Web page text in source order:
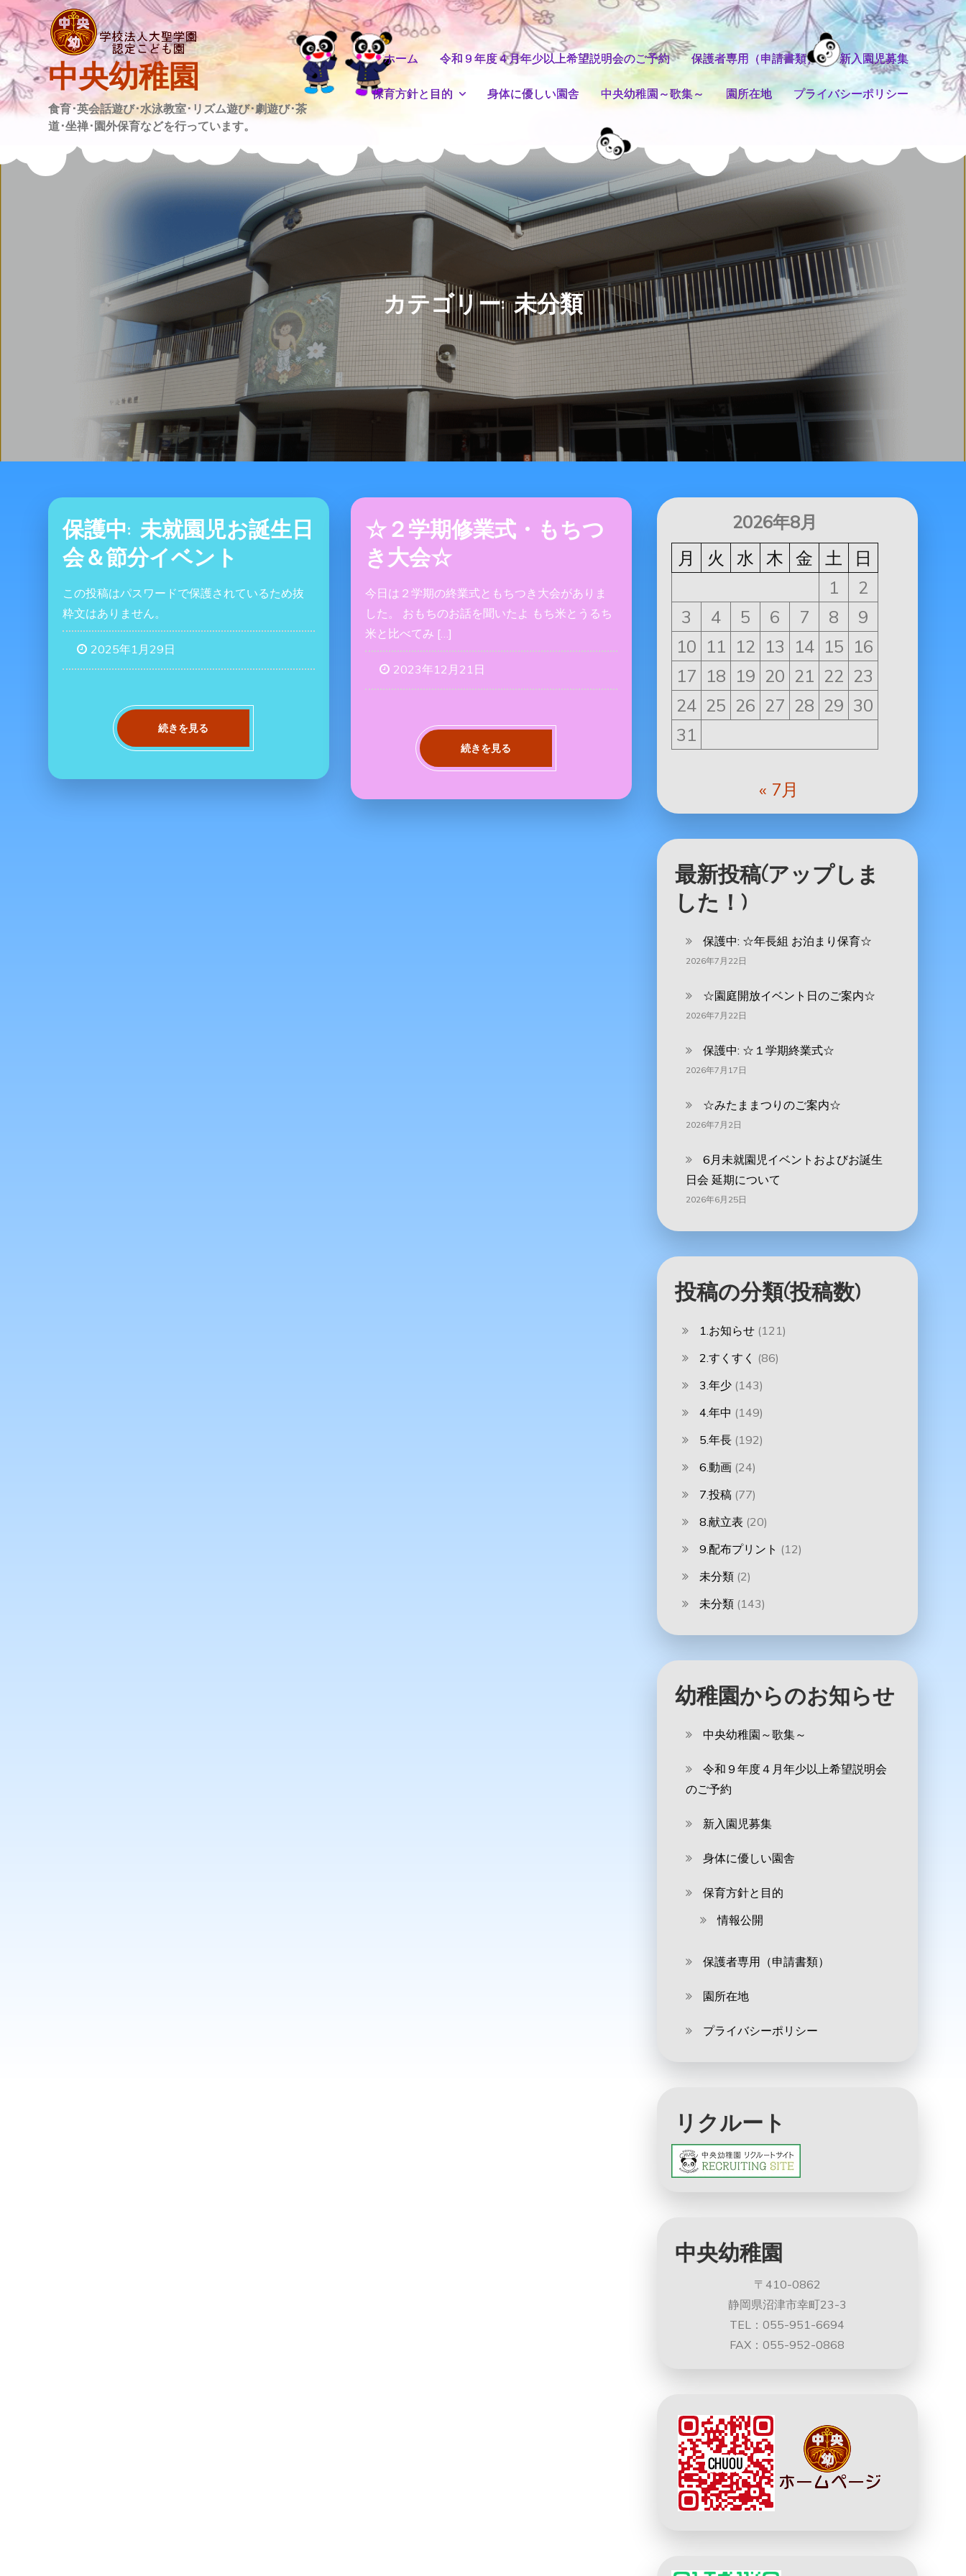
Skip
to
content
中央幼稚園
食育･英会話遊び･水泳教室･リズム遊び･劇遊び･茶
道･坐禅･園外保育などを行っています。
ホーム 令和９年度４月年少以上希望説明会のご予約 保護者専用（申請書類） 新入園児募集
保育方針と目的 身体に優しい園舎 中央幼稚園～歌集～ 園所在地 プライバシーポリシー
カテゴリー:未分類
保護中: 未就園児お誕生日
会＆節分イベント
この投稿はパスワードで保護されているため抜
粋文はありません。
2025年1月29日
続きを見る
☆２学期修業式・もちつ
き大会☆
今日は２学期の終業式ともちつき大会がありま
した。 おもちのお話を聞いたよ もち米とうるち
米と比べてみ […]
2023年12月21日
続きを見る
2026年8月
月
火 水 木 金 土
日
1
2
3
4 5 6 7 8
9
10 11 12 13 14 15 16
17 18 19 20 21 22 23
24 25 26 27 28 29 30
31
« 7月
最新投稿(アップしま
した！)
保護中: ‪☆年長組 お泊まり保育☆
2026年7月22日
☆園庭開放イベント日のご案内☆
2026年7月22日
保護中: ☆１学期終業式☆
2026年7月17日
☆みたままつりのご案内☆
2026年7月2日
6月未就園児イベントおよびお誕生
日会 延期について
2026年6月25日
投稿の分類(投稿数)
1.お知らせ(121)
2.すくすく (86)
3.年少(143)
4.年中 (149)
5.年長(192)
6.動画(24)
7.投稿(77)
8.献立表 (20)
9.配布プリント (12)
未分類(2)
未分類(143)
幼稚園からのお知らせ
中央幼稚園～歌集～
令和９年度４月年少以上希望説明会
のご予約
新入園児募集
身体に優しい園舎
保育方針と目的
情報公開
保護者専用（申請書類）
園所在地
プライバシーポリシー
リクルート
中央幼稚園
〒410-0862
静岡県沼津市幸町23-3
TEL：055-951-6694
FAX：055-952-0868